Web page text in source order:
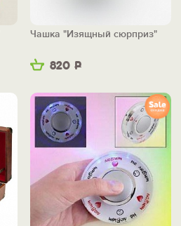
820 Р
Чашка "Изящный сюрприз"